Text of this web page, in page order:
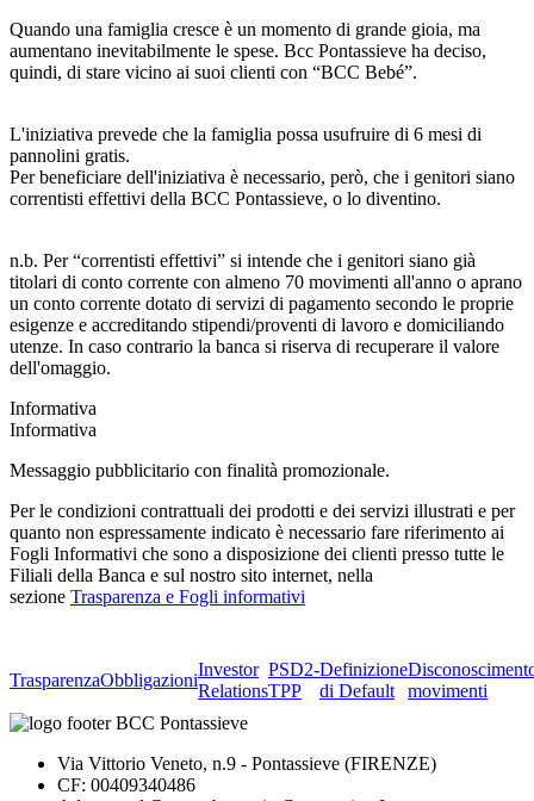
Quando una famiglia cresce è un momento di grande gioia, ma
aumentano inevitabilmente le spese. Bcc Pontassieve ha deciso,
quindi, di stare vicino ai suoi clienti con “BCC Bebé”.
L'iniziativa prevede che la famiglia possa usufruire di 6 mesi di
pannolini gratis.
Per beneficiare dell'iniziativa è necessario, però, che i genitori siano
correntisti effettivi della BCC Pontassieve, o lo diventino.
n.b. Per “correntisti effettivi” si intende che i genitori siano già
titolari di conto corrente con almeno 70 movimenti all'anno o aprano
un conto corrente dotato di servizi di pagamento secondo le proprie
esigenze e accreditando stipendi/proventi di lavoro e domiciliando
utenze. In caso contrario la banca si riserva di recuperare il valore
dell'omaggio.
Informativa
Informativa
Messaggio pubblicitario con finalità promozionale.
Per le condizioni contrattuali dei prodotti e dei servizi illustrati e per
quanto non espressamente indicato è necessario fare riferimento ai
Fogli Informativi che sono a disposizione dei clienti presso tutte le
Filiali della Banca e sul nostro sito internet, nella
sezione Trasparenza e Fogli informativi
TrasparenzaObbligazioni
Investor
Relations
PSD2-
TPP
Definizione
di Default
movimenti
Via Vittorio Veneto, n.9 - Pontassieve (FIRENZE)
CF: 00409340486